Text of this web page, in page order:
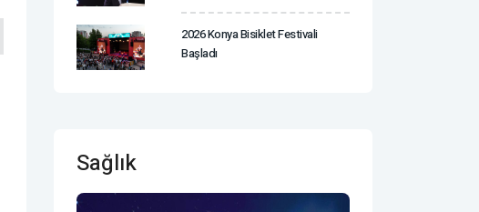
2026 Konya Bisiklet Festivali
Başladı
Sağlık